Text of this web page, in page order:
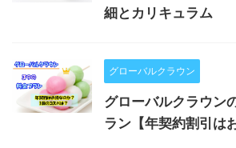
細とカリキュラム
グローバルクラウン
グローバルクラウン
ラン【年契約割引は